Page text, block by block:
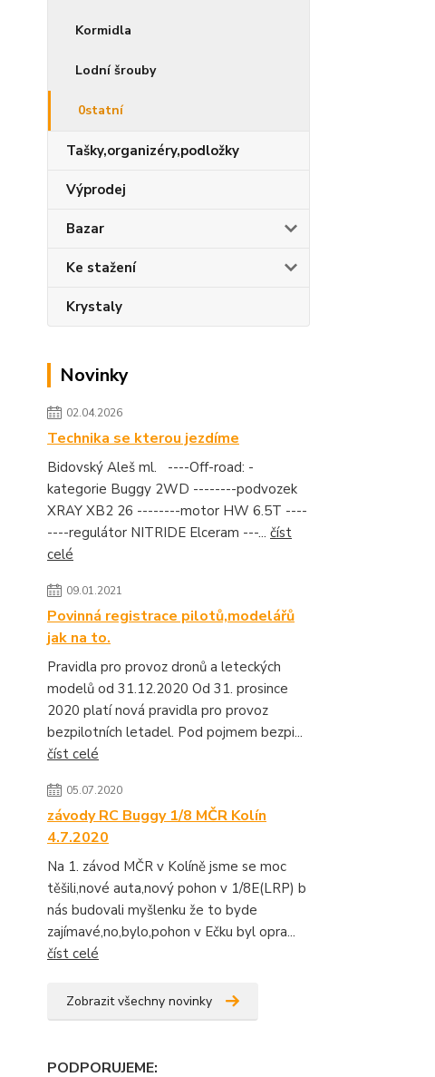
Kormidla
Lodní šrouby
0statní
Tašky,organizéry,podložky
Výprodej
Bazar
Ke stažení
Krystaly
Novinky
02.04.2026
Technika se kterou jezdíme
Bidovský Aleš ml. ----Off-road: -
kategorie Buggy 2WD --------podvozek
XRAY XB2 26 --------motor HW 6.5T ----
----regulátor NITRIDE Elceram ---... číst
celé
09.01.2021
Povinná registrace pilotů,modelářů
jak na to.
Pravidla pro provoz dronů a leteckých
modelů od 31.12.2020 Od 31. prosince
2020 platí nová pravidla pro provoz
bezpilotních letadel. Pod pojmem bezpi...
číst celé
05.07.2020
závody RC Buggy 1/8 MČR Kolín
4.7.2020
Na 1. závod MČR v Kolíně jsme se moc
těšili,nové auta,nový pohon v 1/8E(LRP) b
nás budovali myšlenku že to byde
zajímavé,no,bylo,pohon v Ečku byl opra...
číst celé
Zobrazit všechny novinky
PODPORUJEME: